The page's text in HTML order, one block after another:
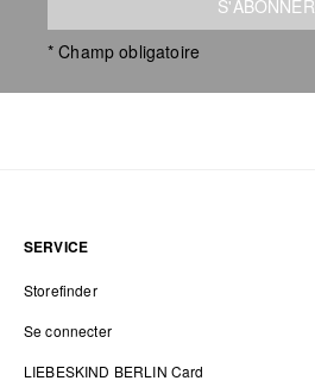
S'ABONNER
* Champ obligatoire
SERVICE
Storefinder
Se connecter
LIEBESKIND BERLIN Card